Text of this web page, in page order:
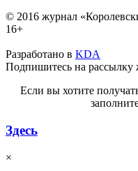
© 2016 журнал
16+
Разработано в KDA
Подпишитесь на рассылку
Если вы хотите
Здесь
×